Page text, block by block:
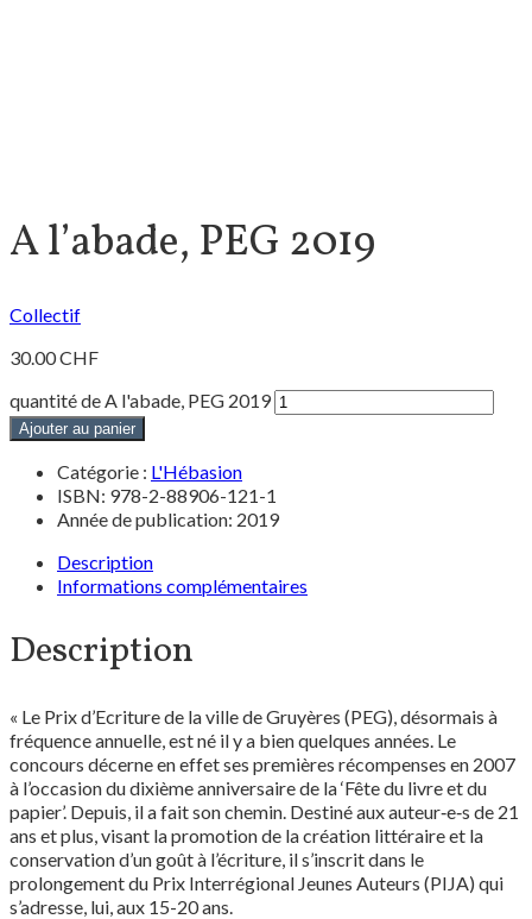
A l’abade, PEG 2019
Collectif
30.00CHF
quantité de A l'abade, PEG 2019
Ajouter au panier
Catégorie : L'Hébasion
ISBN: 978-2-88906-121-1
Année de publication: 2019
Description
Informations complémentaires
Description
« Le Prix d’Ecriture de la ville de Gruyères (PEG), désormais à
fréquence annuelle, est né il y a bien quelques années. Le
concours décerne en effet ses premières récompenses en 2007
à l’occasion du dixième anniversaire de la ‘Fête du livre et du
papier’. Depuis, il a fait son chemin. Destiné aux auteur‑e‑s de 21
ans et plus, visant la promotion de la création littéraire et la
conservation d’un goût à l’écriture, il s’inscrit dans le
prolongement du Prix Interrégional Jeunes Auteurs (PIJA) qui
s’adresse, lui, aux 15-20 ans.